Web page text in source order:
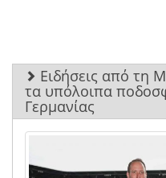
Ειδήσεις από τη
τα υπόλοιπα
Γερμανίας